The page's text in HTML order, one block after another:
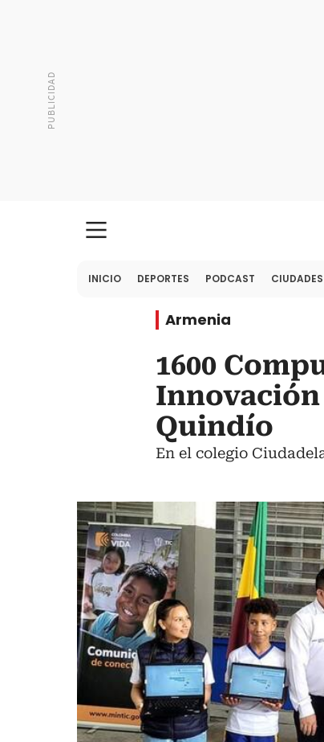
INICIO DEPORTES PODCAST CIUDADES
Armenia
1600
Quindío
En el colegio